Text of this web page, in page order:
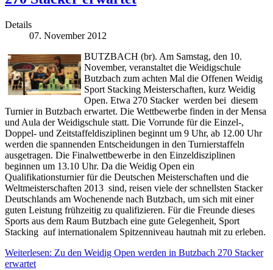
Details
07. November 2012
BUTZBACH (br). Am Samstag, den 10.
November, veranstaltet die Weidigschule
Butzbach zum achten Mal die Offenen Weidig
Sport Stacking Meisterschaften, kurz Weidig
Open. Etwa 270 Stacker werden bei diesem
Turnier in Butzbach erwartet. Die Wettbewerbe finden in der Mensa
und Aula der Weidigschule statt. Die Vorrunde für die Einzel-,
Doppel- und Zeitstaffeldisziplinen beginnt um 9 Uhr, ab 12.00 Uhr
werden die spannenden Entscheidungen in den Turnierstaffeln
ausgetragen. Die Finalwettbewerbe in den Einzeldisziplinen
beginnen um 13.10 Uhr. Da die Weidig Open ein
Qualifikationsturnier für die Deutschen Meisterschaften und die
Weltmeisterschaften 2013 sind, reisen viele der schnellsten Stacker
Deutschlands am Wochenende nach Butzbach, um sich mit einer
guten Leistung frühzeitig zu qualifizieren. Für die Freunde dieses
Sports aus dem Raum Butzbach eine gute Gelegenheit, Sport
Stacking auf internationalem Spitzenniveau hautnah mit zu erleben.
Weiterlesen: Zu den Weidig Open werden in Butzbach 270 Stacker
erwartet